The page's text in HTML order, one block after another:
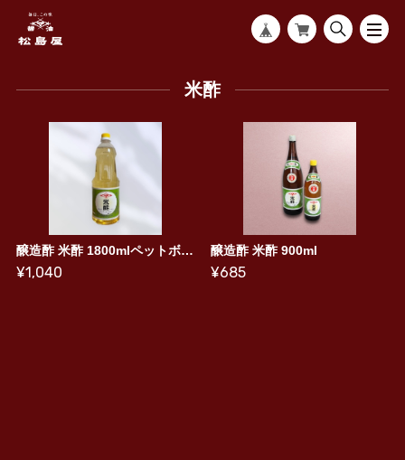
米酢
醸造酢 米酢 1800mlペットボトル
¥1,040
醸造酢 米酢 900ml
¥685